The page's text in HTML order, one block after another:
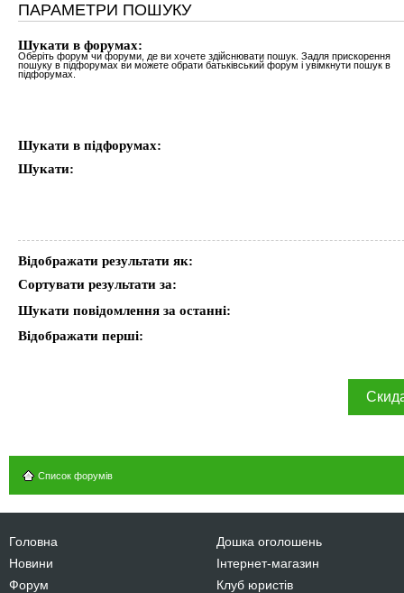
ПАРАМЕТРИ ПОШУКУ
Шукати в форумах:
Оберіть форум чи форуми, де ви хочете здійснювати пошук. Задля прискорення
пошуку в підфорумах ви можете обрати батьківський форум і увімкнути пошук в
підфорумах.
Шукати в підфорумах:
Шукати:
Відображати результати як:
Сортувати результати за:
Шукати повідомлення за останні:
Відображати перші:
Список форумів
Головна
Новини
Форум
Дошка оголошень
Інтернет-магазин
Клуб юристів